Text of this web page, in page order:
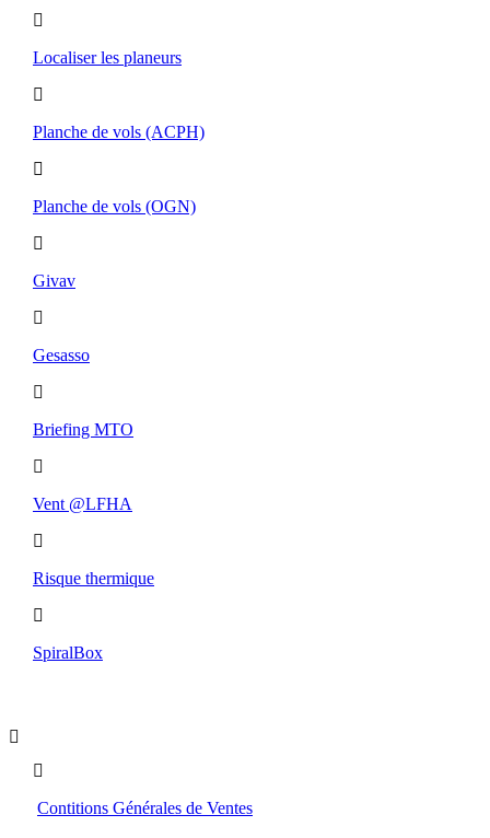
Localiser les planeurs
Planche de vols (ACPH)
Planche de vols (OGN)
Givav
Gesasso
Briefing MTO
Vent @LFHA
Risque thermique
SpiralBox
Contitions Générales de Ventes